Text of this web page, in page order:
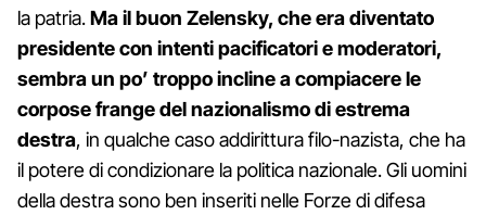
la patria.Ma il buon Zelensky, che era diventato
presidente con intenti pacificatori e moderatori,
sembra un po’ troppo incline a compiacere le
corpose frange del nazionalismo di estrema
destra, in qualche caso addirittura filo-nazista, che ha
il potere di condizionare la politica nazionale. Gli uomini
della destra sono ben inseriti nelle Forze di difesa